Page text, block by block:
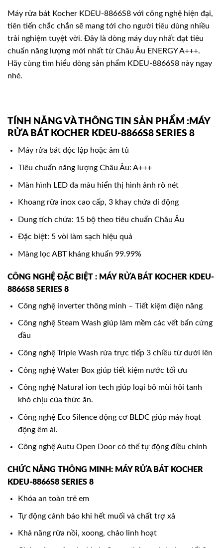
Máy rửa bát Kocher KDEU-8866S8 với công nghệ hiện đại,
tiên tiến chắc chắn sẽ mang tới cho người tiêu dùng nhiều
trải nghiệm tuyệt vời. Đây là dòng máy duy nhất đạt tiêu
chuẩn năng lượng mới nhất từ Châu Âu ENERGY A+++.
Hãy cùng tìm hiểu dòng sản phẩm KDEU-8866S8 này ngay
nhé.
TÍNH NĂNG VÀ THÔNG TIN SẢN PHẨM :MÁY
RỬA BÁT KOCHER KDEU-8866S8 SERIES 8
Máy rửa bát độc lập hoặc âm tủ
Tiêu chuẩn năng lượng Châu Âu: A+++
Màn hình LED đa màu hiển thị hình ảnh rõ nét
Khoang rửa inox cao cấp, 3 khay chứa di động
Dung tích chứa: 15 bộ theo tiêu chuẩn Châu Âu
Đặc biệt: 5 vòi làm sạch hiệu quả
Màng lọc ABT kháng khuẩn 99.99%
CÔNG NGHỆ ĐẶC BIỆT : MÁY RỬA BÁT KOCHER KDEU-
8866S8 SERIES 8
Công nghệ inverter thông minh – Tiết kiệm điện năng
Công nghệ Steam Wash giúp làm mềm các vết bẩn cứng
đầu
Công nghệ Triple Wash rửa trực tiếp 3 chiều từ dưới lên
Công nghệ Water Box giúp tiết kiệm nước tối ưu
Công nghệ Natural ion tech giúp loại bỏ mùi hôi tanh
khó chịu của thức ăn.
Công nghệ Eco Silence động cơ BLDC giúp máy hoạt
động êm ái.
Công nghệ Autu Open Door có thể tự động điều chỉnh
CHỨC NĂNG THÔNG MINH: MÁY RỬA BÁT KOCHER
KDEU-8866S8 SERIES 8
Khóa an toàn trẻ em
Tự động cảnh báo khi hết muối và chất trợ xả
Khả năng rửa nồi, xoong, chảo linh hoạt